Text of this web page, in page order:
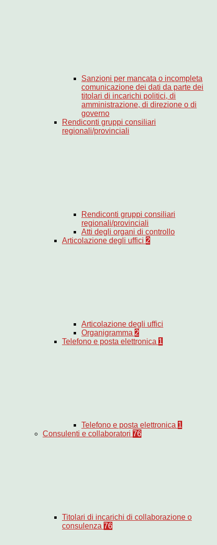
Sanzioni per mancata o incompleta
comunicazione dei dati da parte dei
titolari di incarichi politici, di
amministrazione, di direzione o di
governo
Rendiconti gruppi consiliari
regionali/provinciali
Rendiconti gruppi consiliari
regionali/provinciali
Atti degli organi di controllo
Articolazione degli uffici 2
Articolazione degli uffici
Organigramma 2
Telefono e posta elettronica 1
Telefono e posta elettronica 1
Consulenti e collaboratori 76
Titolari di incarichi di collaborazione o
consulenza 76